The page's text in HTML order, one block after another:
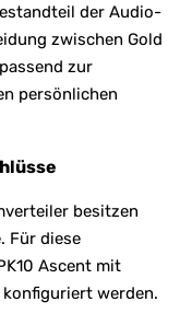
der Audio-
zwischen Gold
zur
persönlichen
besitzen
Für diese
Ascent mit
werden.